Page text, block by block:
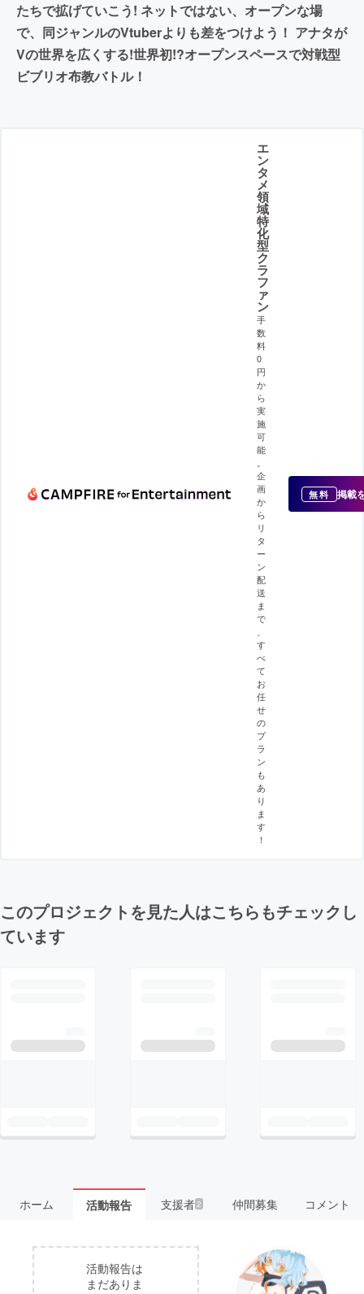
たちで拡げていこう! ネットではない、オープンな場
で、同ジャンルのVtuberよりも差をつけよう！ アナタが
Vの世界を広くする!世界初!?オープンスペースで対戦型
ビブリオ布教バトル！
エ
ン
タ
メ
領
域
特
化
型
ク
ラ
フ
ァ
ン
手
数
料
0
円
か
ら
実
施
可
能
企
画
か
ら
リ
タ
ー
ン
配
送
ま
で
す
べ
て
お
任
せ
の
プ
ラ
ン
も
あ
り
ま
す
！
無料 掲載
このプロジェクトを見た人はこちらもチェックし
ています
ホーム 活動報告 支援者2 仲間募集 コメント
活動報告は
まだありま